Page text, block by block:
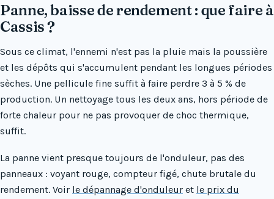
Panne, baisse de rendement : que faire à
Cassis ?
Sous ce climat, l'ennemi n'est pas la pluie mais la poussière
et les dépôts qui s'accumulent pendant les longues périodes
sèches. Une pellicule fine suffit à faire perdre 3 à 5 % de
production. Un nettoyage tous les deux ans, hors période de
forte chaleur pour ne pas provoquer de choc thermique,
suffit.
La panne vient presque toujours de l'onduleur, pas des
panneaux : voyant rouge, compteur figé, chute brutale du
rendement. Voir le dépannage d'onduleur et le prix du